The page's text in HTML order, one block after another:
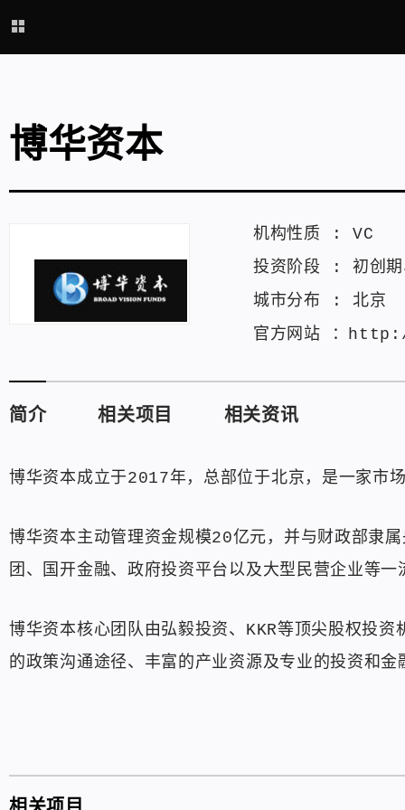
博华资本
机构性质 : VC
投资阶段 : 初创期
城市分布 : 北京
官方网站 ：
简介 相关项目 相关资讯
博华资本成立于2017年，总部位于北京，是一家市
博华资本主动管理资金规模20亿元，并与财政部隶
团、国开金融、政府投资平台以及大型民营企业等
博华资本核心团队由弘毅投资、KKR等顶尖股权投
的政策沟通途径、丰富的产业资源及专业的投资和金